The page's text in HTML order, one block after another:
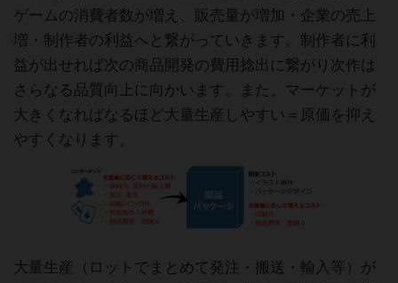
ゲームの消費者数が増え、販売量が増加・企業の売上
増・制作者の利益へと繋がっていきます。制作者に利
益が出せれば次の商品開発の費用捻出に繋がり次作は
さらなる品質向上に向かいます。また、マーケットが
大きくなればなるほど大量生産しやすい＝原価を抑え
やすくなります。
大量生産（ロットでまとめて発注・搬送・輸入等）が